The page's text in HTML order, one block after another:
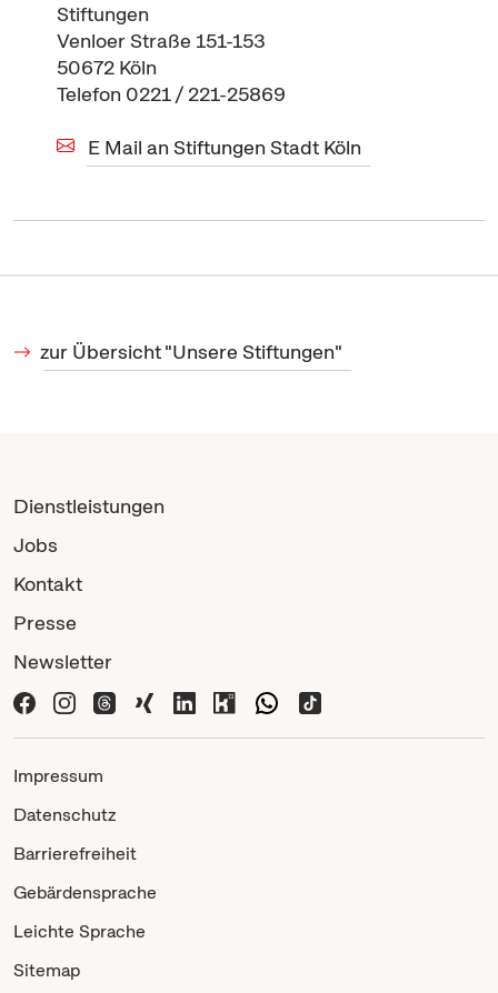
Stiftungen
Venloer Straße 151-153
50672 Köln
Telefon 0221 / 221-25869
E Mail an Stiftungen Stadt Köln
zur Übersicht "Unsere Stiftungen"
Dienstleistungen
Jobs
Kontakt
Presse
Newsletter
Impressum
Datenschutz
Barrierefreiheit
Gebärdensprache
Leichte Sprache
Sitemap